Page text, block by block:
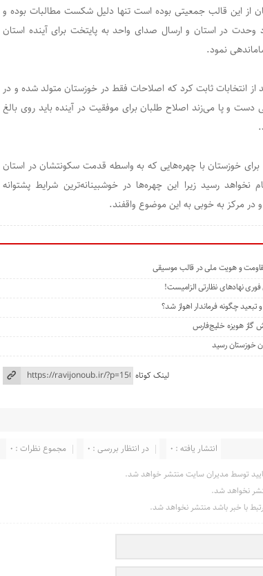
از این قالب جمعیتی بوده است تنها دلیل شکست مطالبات بوده و
وحدت در استان و ارسال صدای واحد به پایتخت برای آینده استان
نمود.
از انتخابات ثابت کرد که اصلاحات فقط در خوزستان متولد شده و در
و پا می‌زند اصلاح طلبان برای موفقیت در آینده باید روی بالغ
برای خوزستان با چهره‌هایی که به واسطه قدمت سکونتشان در استان
رسید زیرا این چهره‌ها در خوشبینانه‌ترین شرایط پشتوانه
در مرکز به خوبی به این موضوع واقفند.
و هویت ملی در قالب موسیقی
نهادهای نظارتی الزامیست!
چگونه فرماندار اهواز شد؟
گاز هویزه خلیج‌فارس
لینک کوتاه
مجموع نظرات : 0 در انتظار بررسی : 0 انتشار یافته : 0
توسط مدیران سایت منتشر خواهد شد.
نخواهد شد.
با خبر باشد منتشر نخواهد شد.